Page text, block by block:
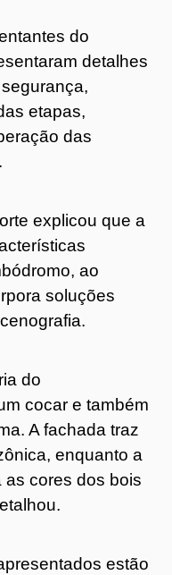
do
detalhes
etapas,
das
explicou que a
ao
soluções
do
cocar e também
A fachada traz
enquanto a
as cores dos bois
estão